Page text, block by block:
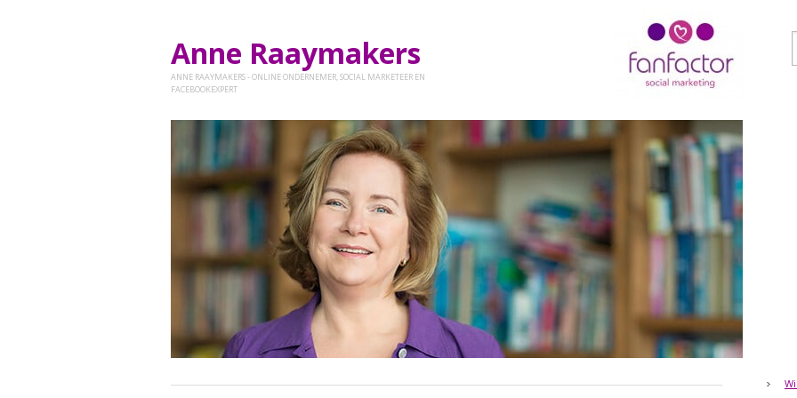
Anne Raaymakers
ANNE RAAYMAKERS - ONLINE ONDERNEMER, SOCIAL MARKETEER EN
FACEBOOKEXPERT